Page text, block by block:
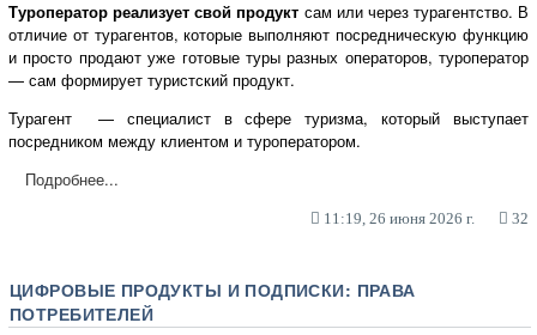
Туроператор реализует свой продукт сам или через турагентство. В
отличие от турагентов, которые выполняют посредническую функцию
и просто продают уже готовые туры разных операторов, туроператор
— сам формирует туристский продукт.
Турагент — специалист в сфере туризма, который выступает
посредником между клиентом и туроператором.
Подробнее...
11:19, 26 июня 2026 г. 32
ЦИФРОВЫЕ ПРОДУКТЫ И ПОДПИСКИ: ПРАВА
ПОТРЕБИТЕЛЕЙ